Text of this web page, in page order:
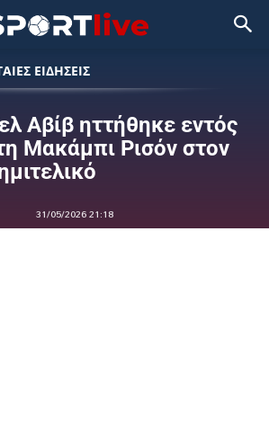
ΕΙΔΗΣΕΙΣ
Αβίβ ηττήθηκε εντός
Μακάμπι Ρισόν στον
31/05/2026 21:18